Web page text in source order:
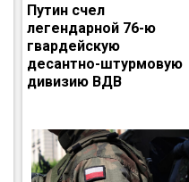
Путин счел
легендарной 76-ю
гвардейскую
десантно-штурмовую
дивизию ВДВ